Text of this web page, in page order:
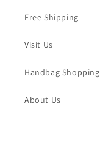
Free Shipping
Visit Us
Handbag Shopping
About Us